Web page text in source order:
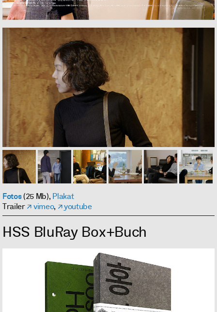
Fotos(25 Mb), Plakat
Trailer
vimeo, youtube
HSS BluRay Box+Buch